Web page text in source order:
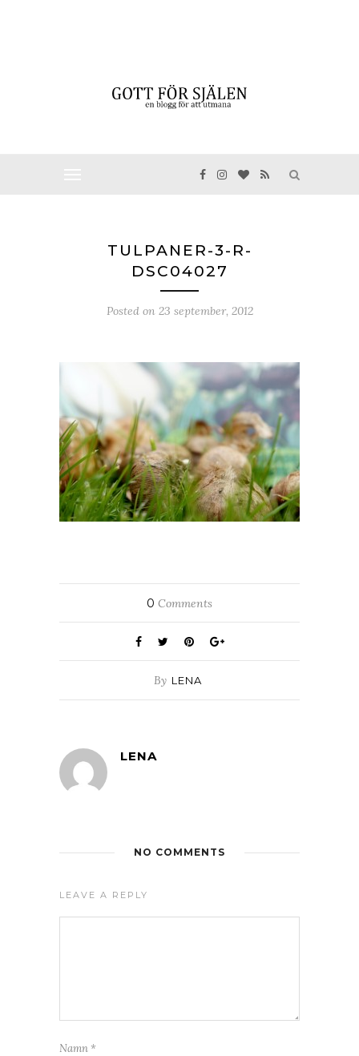
TULPANER-3-R-
DSC04027
Posted on 23 september, 2012
0 Comments
By LENA
LENA
NO COMMENTS
LEAVE A REPLY
Namn *